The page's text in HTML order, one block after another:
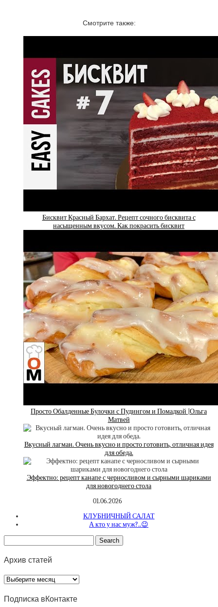
Смотрите также:
Бисквит Красный Бархат. Рецепт сочного бисквита с
насыщенным вкусом. Как покрасить бисквит
Просто Обалденные Булочки с Пудингом и Помадкой |Ольга
Матвей
Вкусный лагман. Очень вкусно и просто готовить, отличная идея
для обеда.
Эффектно: рецепт канапе с черносливом и сырными шариками
для новогоднего стола
01.06.2026
КЛУБНИЧНЫЙ САЛАТ
А кто у нас муж?..😉
Архив статей
Архив
статей
Подписка вКонтакте